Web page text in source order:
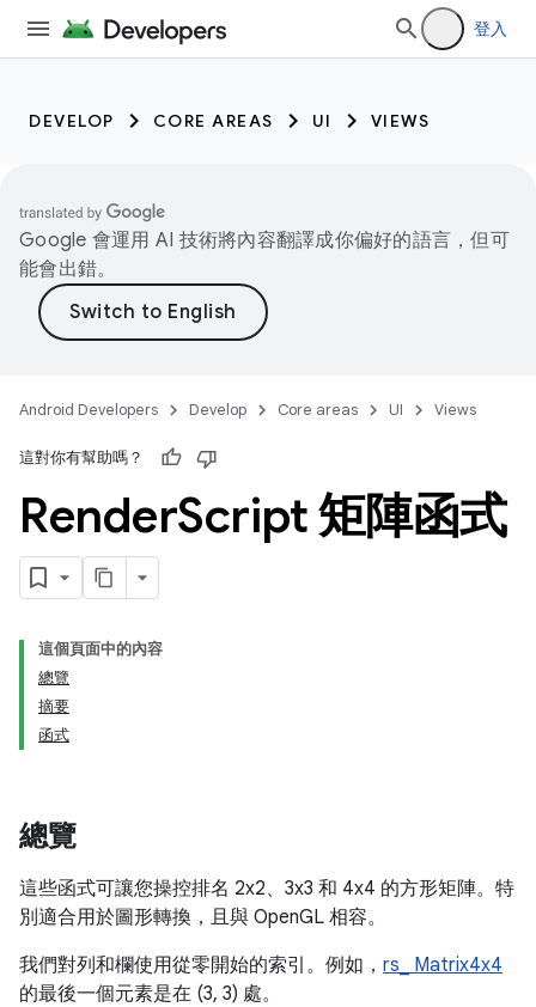
登入
DEVELOP CORE AREAS UI VIEWS
Google 會運用 AI 技術將內容翻譯成你偏好的語言，但可
能會出錯。
Android Developers Develop Core areas UI Views
這對你有幫助嗎？
RenderScript 矩陣函式
這個頁面中的內容
總覽
摘要
函式
總覽
這些函式可讓您操控排名 2x2、3x3 和 4x4 的方形矩陣。特
別適合用於圖形轉換，且與 OpenGL 相容。
我們對列和欄使用從零開始的索引。例如， rs_ Matrix4x4
的最後一個元素是在 (3, 3) 處。